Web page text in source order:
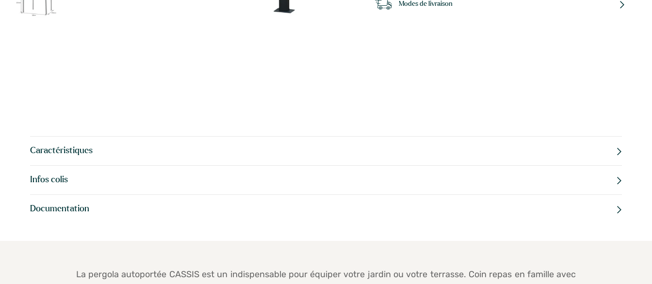
Modes de livraison
Caractéristiques
Infos colis
Documentation
La pergola autoportée CASSIS est un indispensable pour équiper votre jardin ou votre terrasse. Coin repas en famille avec